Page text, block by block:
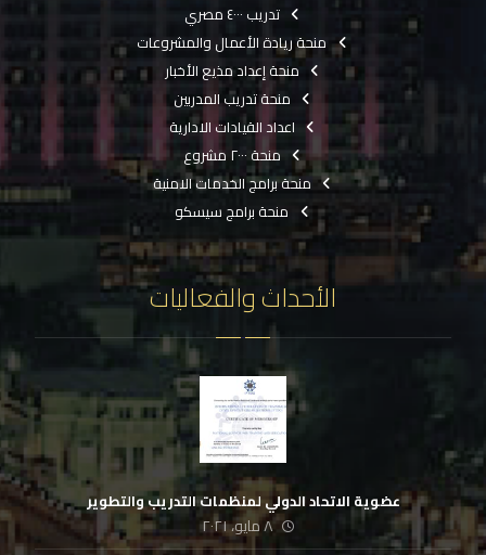
تدريب ٤٠٠٠ مصري
منحة ريادة الأعمال والمشروعات
منحة إعداد مذيع الأخبار
منحة تدريب المدربين
اعداد القيادات الادارية
منحة ٢٠٠٠ مشروع
منحة برامج الخدمات الامنية
منحة برامج سيسكو
الأحداث والفعاليات
عضوية الاتحاد الدولي لمنظمات التدريب والتطوير
٨ مايو، ٢٠٢١